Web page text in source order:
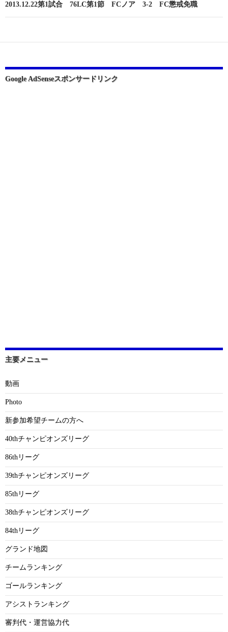
ゲ
シ
ョ
ン
2013.12.22第1試合 76LC第1節 FCノア 3-2 FC懲戒免職
Google AdSenseスポンサードリンク
主要メニュー
動画
Photo
新参加希望チームの方へ
40thチャンピオンズリーグ
86thリーグ
39thチャンピオンズリーグ
85thリーグ
38thチャンピオンズリーグ
84thリーグ
グランド地図
チームランキング
ゴールランキング
アシストランキング
審判代・運営協力代